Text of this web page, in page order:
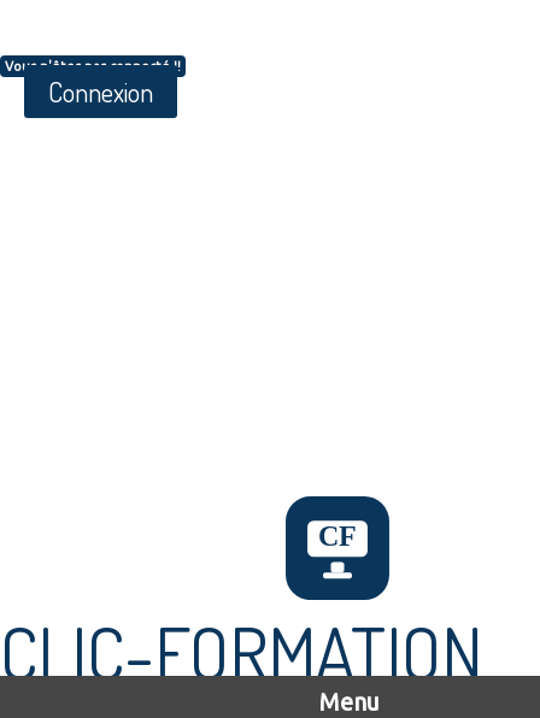
Vous n'êtes pas connecté !!
Connexion
CLIC-FORMATION
Menu